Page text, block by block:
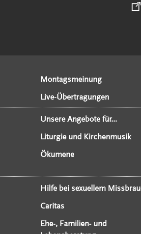
Montagsmeinung
Live-Übertragungen
Unsere Angebote für...
Liturgie und Kirchenmusik
Ökumene
Hilfe bei sexuellem
Caritas
Ehe-, Familien- und